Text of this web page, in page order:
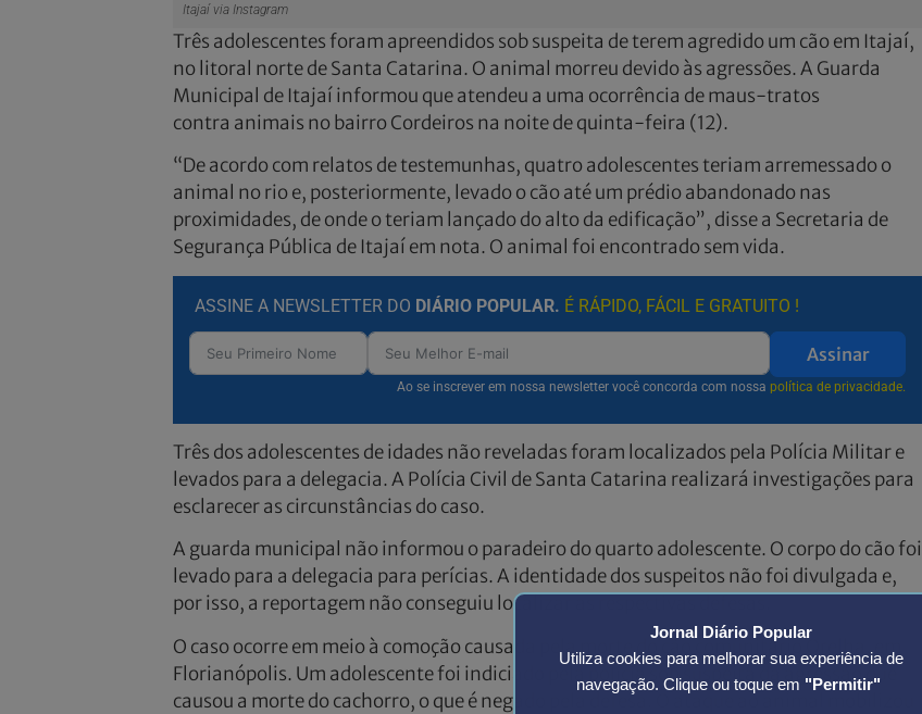
Jornal Diário Popular
Utiliza cookies para melhorar sua experiência de
navegação. Clique ou toque em "Permitir"
Itajaí via Instagram
Três adolescentes foram apreendidos sob suspeita de terem agredido um cão em Itajaí,
no litoral norte de Santa Catarina. O animal morreu devido às agressões. A Guarda
Municipal de Itajaí informou que atendeu a uma ocorrência de maus-tratos
contra animais no bairro Cordeiros na noite de quinta-feira (12).
“De acordo com relatos de testemunhas, quatro adolescentes teriam arremessado o
animal no rio e, posteriormente, levado o cão até um prédio abandonado nas
proximidades, de onde o teriam lançado do alto da edificação”, disse a Secretaria de
Segurança Pública de Itajaí em nota. O animal foi encontrado sem vida.
ASSINE A NEWSLETTER DO DIÁRIO POPULAR. É RÁPIDO, FÁCIL E GRATUITO !
Assinar
Ao se inscrever em nossa newsletter você concorda com nossa política de privacidade.
Três dos adolescentes de idades não reveladas foram localizados pela Polícia Militar e
levados para a delegacia. A Polícia Civil de Santa Catarina realizará investigações para
esclarecer as circunstâncias do caso.
A guarda municipal não informou o paradeiro do quarto adolescente. O corpo do cão foi
levado para a delegacia para perícias. A identidade dos suspeitos não foi divulgada e,
por isso, a reportagem não conseguiu localizar as respectivas defesas.
O caso ocorre em meio à comoção causada pela morte do cão comunitário Orelha, em
Florianópolis. Um adolescente foi indiciado pela polícia sob suspeita da agressão que
causou a morte do cachorro, o que é negado pela defesa. O ataque ao animal mobilizou